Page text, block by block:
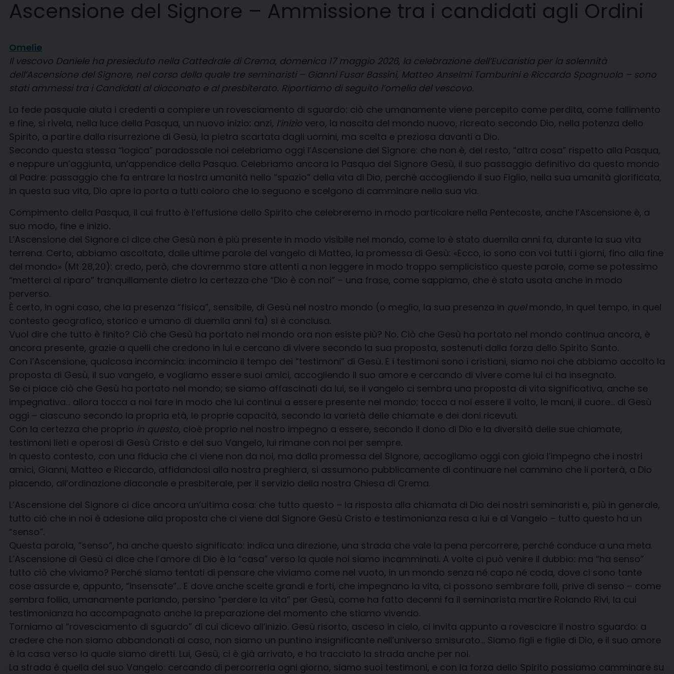
Ascensione del Signore – Ammissione tra i candidati agli Ordini
Omelie
Il vescovo Daniele ha presieduto nella Cattedrale di Crema, domenica 17 maggio 2026, la celebrazione dell’Eucaristia per la solennità
dell’Ascensione del Signore, nel corso della quale tre seminaristi – Gianni Fusar Bassini, Matteo Anselmi Tamburini e Riccardo Spagnuolo – sono
stati ammessi tra i Candidati al diaconato e al presbiterato. Riportiamo di seguito l’omelia del vescovo.
La fede pasquale aiuta i credenti a compiere un rovesciamento di sguardo: ciò che umanamente viene percepito come perdita, come fallimento
e fine, si rivela, nella luce della Pasqua, un nuovo inizio: anzi, l’inizio vero, la nascita del mondo nuovo, ricreato secondo Dio, nella potenza dello
Spirito, a partire dalla risurrezione di Gesù, la pietra scartata dagli uomini, ma scelta e preziosa davanti a Dio.
Secondo questa stessa “logica” paradossale noi celebriamo oggi l’Ascensione del Signore: che non è, del resto, “altra cosa” rispetto alla Pasqua,
e neppure un’aggiunta, un’appendice della Pasqua. Celebriamo ancora la Pasqua del Signore Gesù, il suo passaggio definitivo da questo mondo
al Padre: passaggio che fa entrare la nostra umanità nello “spazio” della vita di Dio, perché accogliendo il suo Figlio, nella sua umanità glorificata,
in questa sua vita, Dio apre la porta a tutti coloro che lo seguono e scelgono di camminare nella sua via.
Compimento della Pasqua, il cui frutto è l’effusione dello Spirito che celebreremo in modo particolare nella Pentecoste, anche l’Ascensione è, a
suo modo, fine e inizio.
L’Ascensione del Signore ci dice che Gesù non è più presente in modo visibile nel mondo, come lo è stato duemila anni fa, durante la sua vita
terrena. Certo, abbiamo ascoltato, dalle ultime parole del vangelo di Matteo, la promessa di Gesù: «Ecco, io sono con voi tutti i giorni, fino alla fine
del mondo» (Mt 28,20): credo, però, che dovremmo stare attenti a non leggere in modo troppo semplicistico queste parole, come se potessimo
“metterci al riparo” tranquillamente dietro la certezza che “Dio è con noi” – una frase, come sappiamo, che è stata usata anche in modo
perverso.
È certo, in ogni caso, che la presenza “fisica”, sensibile, di Gesù nel nostro mondo (o meglio, la sua presenza in quelmondo, in quel tempo, in quel
contesto geografico, storico e umano di duemila anni fa) si è conclusa.
Vuol dire che tutto è finito? Ciò che Gesù ha portato nel mondo ora non esiste più? No. Ciò che Gesù ha portato nel mondo continua ancora, è
ancora presente, grazie a quelli che credono in lui e cercano di vivere secondo la sua proposta, sostenuti dalla forza dello Spirito Santo.
Con l’Ascensione, qualcosa incomincia: incomincia il tempo dei “testimoni” di Gesù. E i testimoni sono i cristiani, siamo noi che abbiamo accolto la
proposta di Gesù, il suo vangelo, e vogliamo essere suoi amici, accogliendo il suo amore e cercando di vivere come lui ci ha insegnato.
Se ci piace ciò che Gesù ha portato nel mondo; se siamo affascinati da lui, se il vangelo ci sembra una proposta di vita significativa, anche se
impegnativa… allora tocca a noi fare in modo che lui continui a essere presente nel mondo; tocca a noi essere il volto, le mani, il cuore… di Gesù
oggi – ciascuno secondo la propria età, le proprie capacità, secondo la varietà delle chiamate e dei doni ricevuti.
Con la certezza che proprio in questo, cioè proprio nel nostro impegno a essere, secondo il dono di Dio e la diversità delle sue chiamate,
testimoni lieti e operosi di Gesù Cristo e del suo Vangelo, lui rimane con noi per sempre.
In questo contesto, con una fiducia che ci viene non da noi, ma dalla promessa del Signore, accogliamo oggi con gioia l’impegno che i nostri
amici, Gianni, Matteo e Riccardo, affidandosi alla nostra preghiera, si assumono pubblicamente di continuare nel cammino che li porterà, a Dio
piacendo, all’ordinazione diaconale e presbiterale, per il servizio della nostra Chiesa di Crema.
L’Ascensione del Signore ci dice ancora un’ultima cosa: che tutto questo – la risposta alla chiamata di Dio dei nostri seminaristi e, più in generale,
tutto ciò che in noi è adesione alla proposta che ci viene dal Signore Gesù Cristo e testimonianza resa a lui e al Vangelo – tutto questo ha un
“senso”.
Questa parola, “senso”, ha anche questo significato: indica una direzione, una strada che vale la pena percorrere, perché conduce a una meta.
L’Ascensione di Gesù ci dice che l’amore di Dio è la “casa” verso la quale noi siamo incamminati. A volte ci può venire il dubbio: ma “ha senso”
tutto ciò che viviamo? Perché siamo tentati di pensare che viviamo come nel vuoto, in un mondo senza né capo né coda, dove ci sono tante
cose assurde e, appunto, “insensate”… E dove anche scelte grandi e forti, che impegnano la vita, ci possono sembrare folli, prive di senso – come
sembra follia, umanamente parlando, persino “perdere la vita” per Gesù, come ha fatto decenni fa il seminarista martire Rolando Rivi, la cui
testimonianza ha accompagnato anche la preparazione del momento che stiamo vivendo.
Torniamo al “rovesciamento di sguardo” di cui dicevo all’inizio. Gesù risorto, asceso in cielo, ci invita appunto a rovesciare il nostro sguardo: a
credere che non siamo abbandonati al caso, non siamo un puntino insignificante nell’universo smisurato… Siamo figli e figlie di Dio, e il suo amore
è la casa verso la quale siamo diretti. Lui, Gesù, ci è già arrivato, e ha tracciato la strada anche per noi.
La strada è quella del suo Vangelo: cercando di percorrerla ogni giorno, siamo suoi testimoni, e con la forza dello Spirito possiamo camminare su